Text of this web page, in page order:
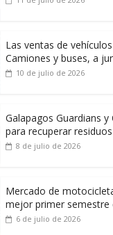
Las ventas de
Camiones y buses, a
10 de julio de 2026
Galapagos Guardians y
para recuperar residuos
8 de julio de 2026
Mercado de
mejor primer semestre
6 de julio de 2026